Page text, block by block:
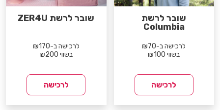
שובר לרשת
Columbia
לרכישה ב-₪70
בשווי ₪100
לרכישה
שובר לרשת ZER4U
לרכישה ב-₪170
בשווי ₪200
לרכישה